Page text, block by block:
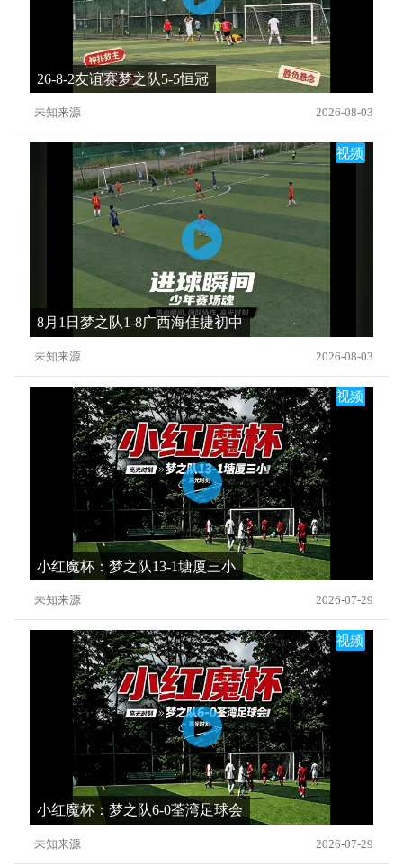
26-8-2友谊赛梦之队5-5恒冠
未知来源 2026-08-03
视频
8月1日梦之队1-8广西海佳捷初中
未知来源 2026-08-03
视频
小红魔杯：梦之队13-1塘厦三小
未知来源 2026-07-29
视频
小红魔杯：梦之队6-0荃湾足球会
未知来源 2026-07-29